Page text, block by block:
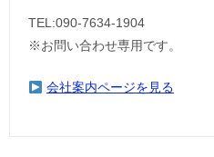
TEL:090-7634-1904
※お問い合わせ専用です。
会社案内ページを見る